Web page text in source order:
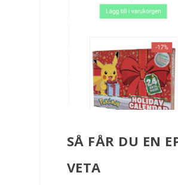
SÅ FÅR DU EN
VETA